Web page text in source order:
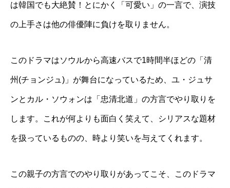
は韓国でも大絶賛！とにかく「可愛い」の一言で、演技
の上手さは他の俳優陣に負けを取りません。
このドラマはソウルから高速バスで1時間半ほどの「清
州(チョンジュ)」が舞台になっているため、ユ・ジュサ
ンとカル・ソウォンは「忠清北道」の方言でやり取りを
します。これが何よりも面白く笑えて、シリアスな題材
を扱っているものの、時より笑いを与えてくれます。
この親子の方言でのやり取りがあってこそ、このドラマ